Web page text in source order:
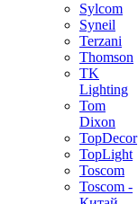
Sylcom
Syneil
Terzani
Thomson
TK
Lighting
Tom
Dixon
TopDecor
TopLight
Toscom
Toscom -